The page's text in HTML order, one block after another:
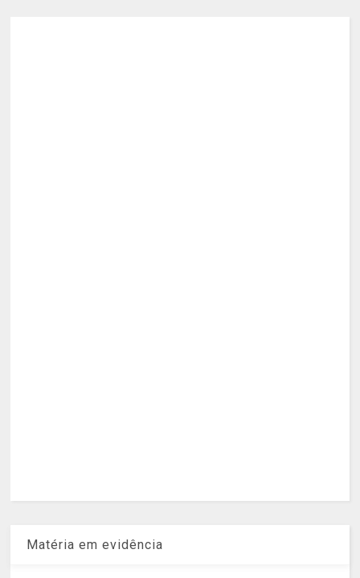
Matéria em evidência